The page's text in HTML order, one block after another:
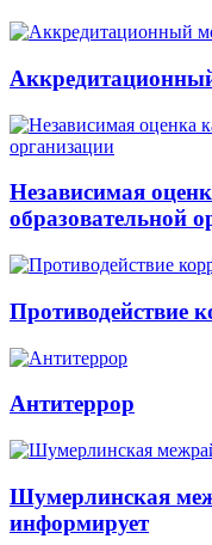
Независимая
образовательной
Противодействие
Антитеррор
Шумерлинская
информирует